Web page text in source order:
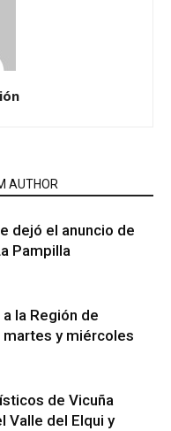
AUTHOR
dejó el anuncio de
Pampilla
la Región de
y miércoles
de Vicuña
Valle del Elqui y